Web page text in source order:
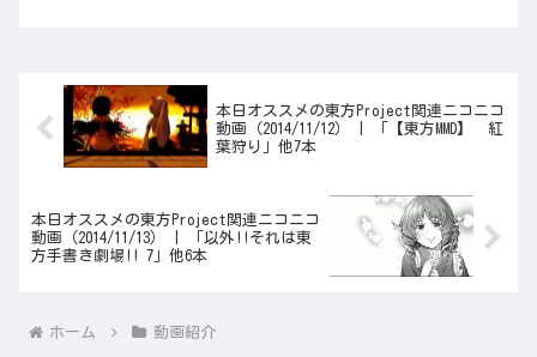
本日オススメの東方Project関連ニコニコ
動画（2014/11/12） | 「【東方MMD】 紅
葉狩り」他7本
本日オススメの東方Project関連ニコニコ
動画（2014/11/13） | 「以外!!それは東
方手書き劇場!! 7」他6本
ホーム 動画紹介